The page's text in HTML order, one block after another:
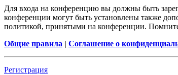
Для входа на конференцию вы должны быть
конференции могут быть установлены также
политикой, принятыми на конференции.
Общие правила | Соглашение о
Регистрация